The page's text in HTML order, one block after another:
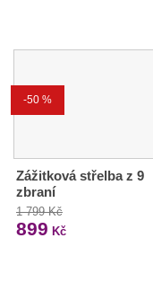
-50 %
Zážitková střelba z 9
zbraní
1 799 Kč
899 Kč